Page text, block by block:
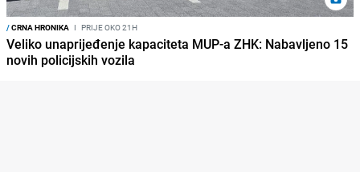
/CRNA HRONIKA I PRIJE OKO 21H
Veliko unaprijeđenje kapaciteta MUP-a ZHK: Nabavljeno 15
novih policijskih vozila